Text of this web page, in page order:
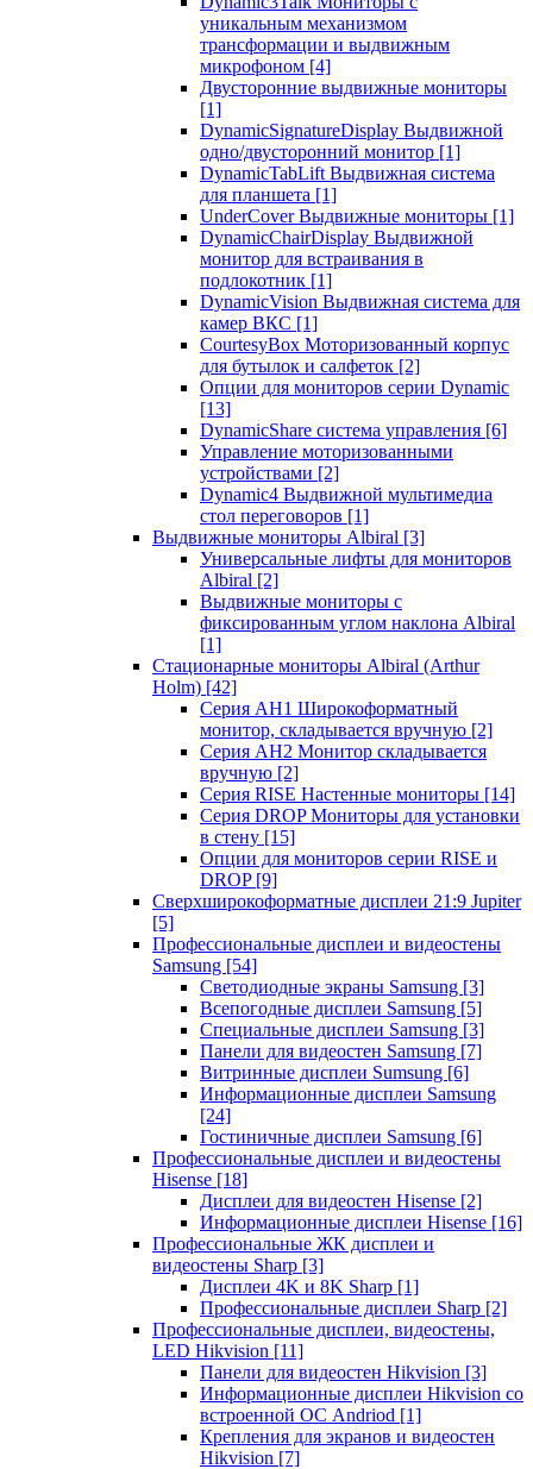
уникальным механизмом
трансформации и выдвижным
микрофоном [4]
Двусторонние выдвижные мониторы
[1]
DynamicSignatureDisplay Выдвижной
одно/двусторонний монитор [1]
DynamicTabLift Выдвижная система
для планшета [1]
UnderCover Выдвижные мониторы [1]
DynamicChairDisplay Выдвижной
монитор для встраивания в
подлокотник [1]
DynamicVision Выдвижная система для
камер ВКС [1]
CourtesyBox Моторизованный корпус
для бутылок и салфеток [2]
Опции для мониторов серии Dynamic
[13]
DynamicShare система управления [6]
Управление моторизованными
устройствами [2]
Dynamic4 Выдвижной мультимедиа
стол переговоров [1]
Выдвижные мониторы Albiral [3]
Универсальные лифты для мониторов
Albiral [2]
Выдвижные мониторы с
фиксированным углом наклона Albiral
[1]
Стационарные мониторы Albiral (Arthur
Holm) [42]
Серия AH1 Широкоформатный
монитор, складывается вручную [2]
Серия AH2 Монитор складывается
вручную [2]
Серия RISE Настенные мониторы [14]
Серия DROP Мониторы для установки
в стену [15]
Опции для мониторов серии RISE и
DROP [9]
Сверхширокоформатные дисплеи 21:9 Jupiter
[5]
Профессиональные дисплеи и видеостены
Samsung [54]
Светодиодные экраны Samsung [3]
Всепогодные дисплеи Samsung [5]
Специальные дисплеи Samsung [3]
Панели для видеостен Samsung [7]
Витринные дисплеи Sumsung [6]
Информационные дисплеи Samsung
[24]
Гостиничные дисплеи Samsung [6]
Профессиональные дисплеи и видеостены
Hisense [18]
Дисплеи для видеостен Hisense [2]
Информационные дисплеи Hisense [16]
Профессиональные ЖК дисплеи и
видеостены Sharp [3]
Дисплеи 4K и 8K Sharp [1]
Профессиональные дисплеи Sharp [2]
Профессиональные дисплеи, видеостены,
LED Hikvision [11]
Панели для видеостен Hikvision [3]
Информационные дисплеи Hikvision со
встроенной ОС Andriod [1]
Крепления для экранов и видеостен
Hikvision [7]